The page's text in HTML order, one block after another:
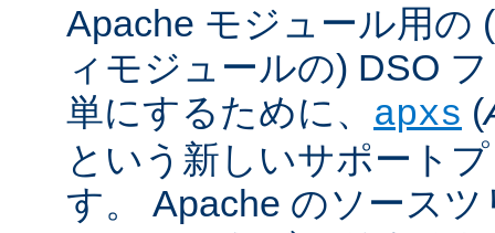
Apache モジュール用の
ィモジュールの) DSO
単にするために、 apxs (
という新しいサポート
す。 Apache のソースツ